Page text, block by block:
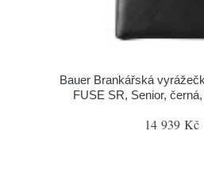
Bauer Brankářská
FUSE SR, Senior,
14 939 Kč